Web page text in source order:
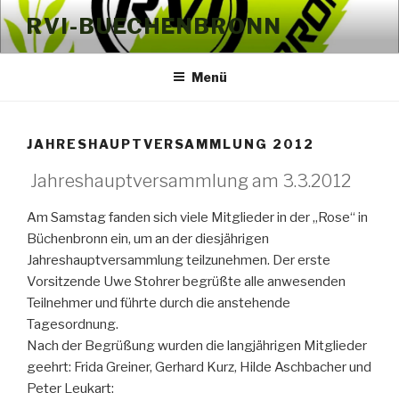
Zum
Inhalt
springen
RVI-BUECHENBRONN
Menü
JAHRESHAUPTVERSAMMLUNG 2012
Jahreshauptversammlung am 3.3.2012
Am Samstag fanden sich viele Mitglieder in der „Rose“ in
Büchenbronn ein, um an der diesjährigen
Jahreshauptversammlung teilzunehmen. Der erste
Vorsitzende Uwe Stohrer begrüßte alle anwesenden
Teilnehmer und führte durch die anstehende
Tagesordnung.
Nach der Begrüßung wurden die langjährigen Mitglieder
geehrt: Frida Greiner, Gerhard Kurz, Hilde Aschbacher und
Peter Leukart: